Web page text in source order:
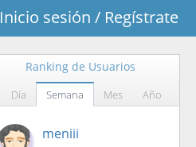
Inicio sesión / Regístrate
Ranking de Usuarios
Día Semana Mes Año
meniii